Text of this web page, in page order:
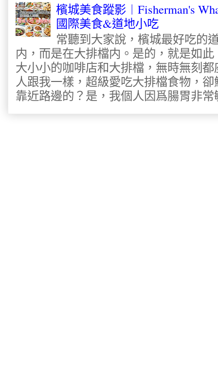
檳城美食蹤影︱Fisherman's
國際美食&道地小吃
常聽到大家說，檳城最好吃的
内，而是在大排檔内。是的，就是如
大小小的咖啡店和大排檔，無時無刻
人跟我一樣，超級愛吃大排檔食物，
靠近路邊的？是，我個人因爲腸胃非